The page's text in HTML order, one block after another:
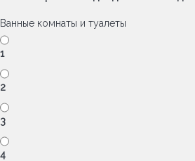
Ванные комнаты и туалеты
1
2
3
4